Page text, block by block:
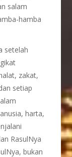
salam
hamba
setelah
zakat,
setiap
harta,
RasulNya
bukan